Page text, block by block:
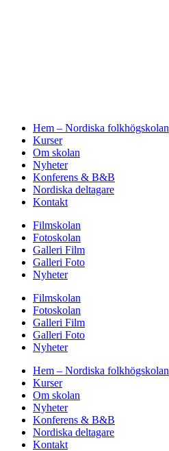
Hem – Nordiska folkhögskolan
Kurser
Om skolan
Nyheter
Konferens & B&B
Nordiska deltagare
Kontakt
Filmskolan
Fotoskolan
Galleri Film
Galleri Foto
Nyheter
Filmskolan
Fotoskolan
Galleri Film
Galleri Foto
Nyheter
Hem – Nordiska folkhögskolan
Kurser
Om skolan
Nyheter
Konferens & B&B
Nordiska deltagare
Kontakt